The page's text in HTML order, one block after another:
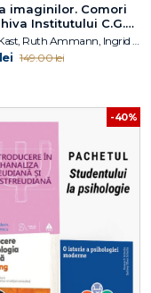
imaginilor. Comori
Institutului C.G.
Zürich
149.00 lei
-40%